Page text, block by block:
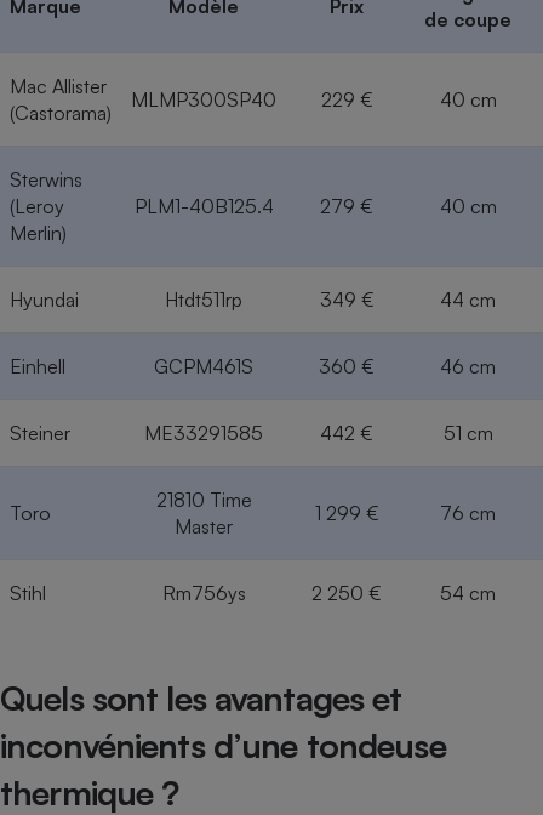
Marque Modèle Prix
de coupe
Mac Allister
(Castorama)
MLMP300SP40 229 € 40 cm
Sterwins
(Leroy
Merlin)
PLM1-40B125.4 279 € 40 cm
Hyundai Htdt511rp 349 € 44 cm
Einhell GCPM461S 360 € 46 cm
Steiner ME33291585 442 € 51 cm
Toro
21810 Time
Master
1 299 € 76 cm
Stihl Rm756ys 2 250 € 54 cm
Quels sont les avantages et
inconvénients d’une tondeuse
thermique ?